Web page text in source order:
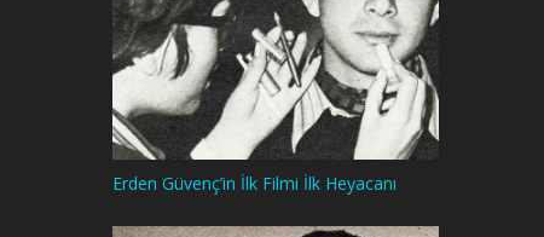
Erden Güvenç’in İlk Filmi İlk Heyacanı